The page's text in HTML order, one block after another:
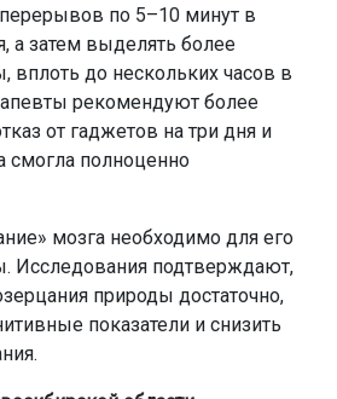
перерывов по 5–10 минут в
а затем выделять более
вплоть до нескольких часов в
рекомендуют более
от гаджетов на три дня и
смогла полноценно
мозга необходимо для его
Исследования подтверждают,
природы достаточно,
показатели и снизить